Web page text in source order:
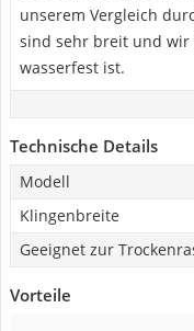
unserem Vergleich
sind sehr breit und wir
wasserfest ist.
Technische Details
Modell
Klingenbreite
Geeignet zur
Vorteile